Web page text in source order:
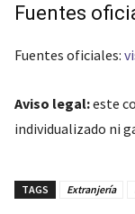
Fuentes
Fuentes oficiales:
Aviso legal:este
individualizado ni
TAGS Extranjería